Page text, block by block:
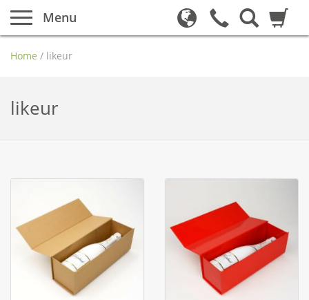
Menu
Home / likeur
likeur